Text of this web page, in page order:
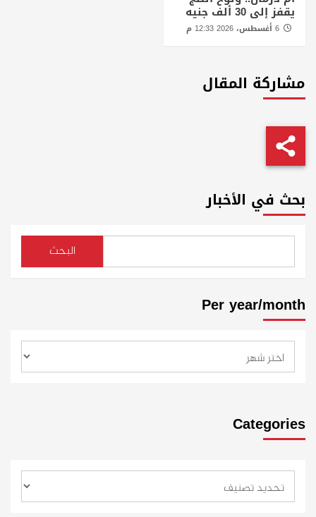
يقفز إلى 30 ألف جنيه
مشاركة المقال
بحث في الأخبار
البحث
Per year/month
Categories